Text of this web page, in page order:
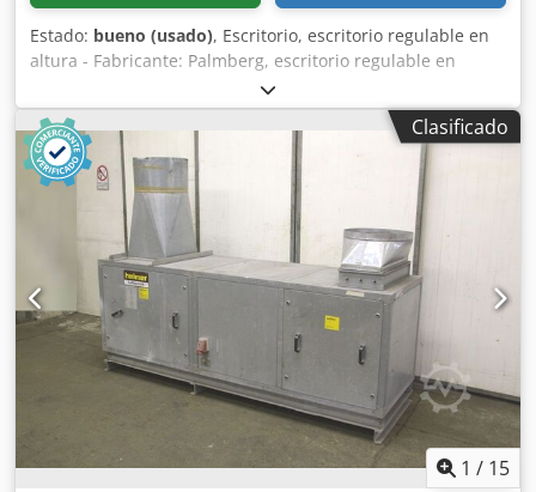
Estado: bueno (usado), Escritorio, escritorio regulable en
altura - Fabricante: Palmberg, escritorio regulable en
altura - Sin herramientas: ajuste de altura mediante
elementos de ajuste giratorios - Ancho: 2000 mm -
Profundidad: 800 mm - Altura: 680-760 mm - Cantidad: 6
escritorios disponibles - Precio: por unidad - Dimensiones:
A/P/A 2000/800/720 mm Dodpfxsttim Hs Akiekr - Peso: 43
Clasificado
1 / 15